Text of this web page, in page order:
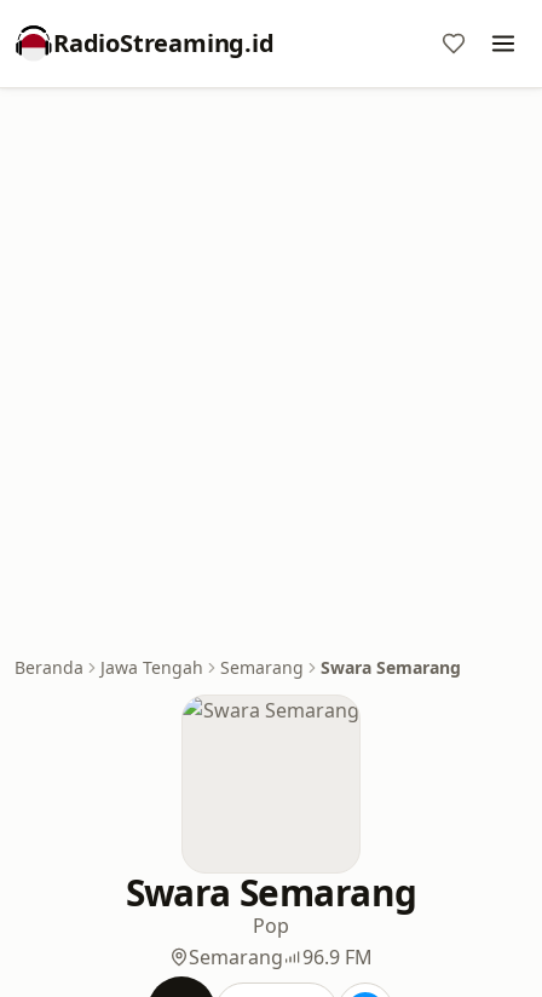
RadioStreaming.id
Beranda Jawa Tengah Semarang Swara Semarang
Swara Semarang
Pop
Semarang
96.9 FM